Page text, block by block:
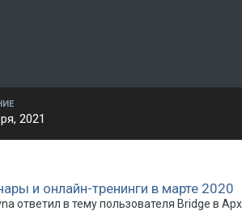
2021
и онлайн-тренинги в марте 2020
ответил в тему пользователя Bridge в